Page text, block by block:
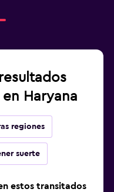
Haryana
regiones
suerte
estos transitados